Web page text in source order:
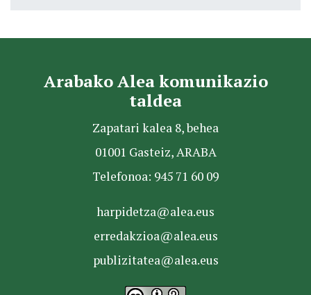
Arabako Alea komunikazio
taldea
Zapatari kalea 8, behea
01001 Gasteiz, ARABA
Telefonoa: 945 71 60 09
harpidetza@alea.eus
erredakzioa@alea.eus
publizitatea@alea.eus